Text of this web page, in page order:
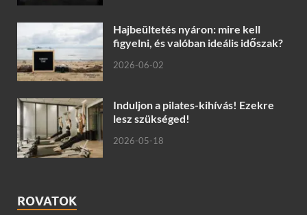
Hajbeültetés nyáron: mire kell
figyelni, és valóban ideális időszak?
2026-06-02
Induljon a pilates-kihívás! Ezekre
lesz szükséged!
2026-05-18
ROVATOK